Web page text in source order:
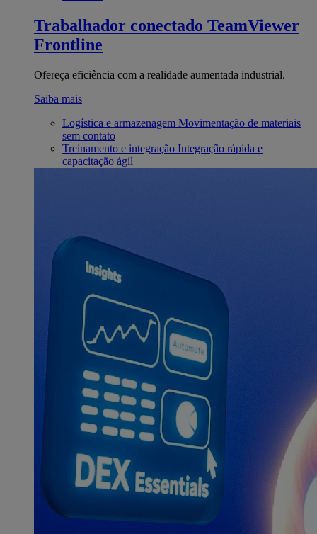
Trabalhador conectado TeamViewer
Frontline
Ofereça eficiência com a realidade aumentada industrial.
Saiba mais
Logística e armazenagem Movimentação de materiais
sem contato
Treinamento e integração Integração rápida e
capacitação ágil